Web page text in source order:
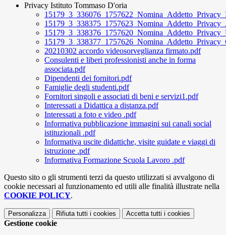
Privacy Istituto Tommaso D'oria
20210302 accordo videosorveglianza firmato.pdf
Consulenti e liberi professionisti anche in forma
associata.pdf
Dipendenti dei fornitori.pdf
Famiglie degli studenti.pdf
Fornitori singoli e associati di beni e servizi1.pdf
Interessati a Didattica a distanza.pdf
Interessati a foto e video .pdf
Informativa pubblicazione immagini sui canali social
istituzionali .pdf
Informativa uscite didattiche, visite guidate e viaggi di
istruzione .pdf
Informativa Formazione Scuola Lavoro .pdf
Questo sito o gli strumenti terzi da questo utilizzati si avvalgono di
cookie necessari al funzionamento ed utili alle finalità illustrate nella
COOKIE POLICY.
Personalizza Rifiuta tutti i cookies Accetta tutti i cookies
Gestione cookie